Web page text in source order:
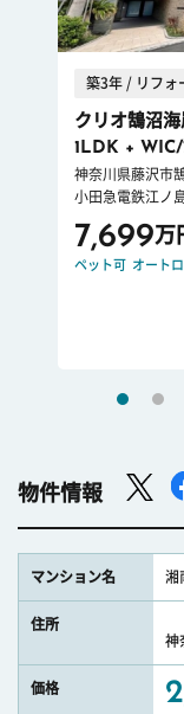
築3年 / リフォ
クリオ鵠沼
1LDK + WIC/
神奈川県藤沢市
小田急電鉄江ノ
7,699万
ペット可 オート
物件情報
マンション名 湘
住所
神
価格